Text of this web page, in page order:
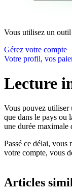
Vous utilisez un
Gérez votre compte
Votre profil, vos
Lecture
Vous pouvez utiliser
que dans le pays ou
une durée maximale
Passé ce délai, vous
votre compte, vous
Articles